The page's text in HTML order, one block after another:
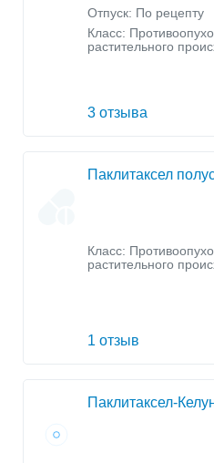
Отпуск: По рецепту
Класс:
растительного
3 отзыва
Паклитаксел
Класс:
растительного
1 отзыв
Паклитаксел-